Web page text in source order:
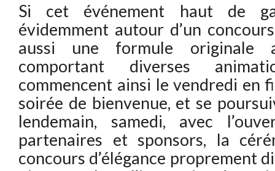
Si cet événement haut de
évidemment autour d’un
aussi une formule originale
comportant diverses
commencent ainsi le vendredi en
soirée de bienvenue, et se
lendemain, samedi, avec
partenaires et sponsors, la
concours d’élégance proprement